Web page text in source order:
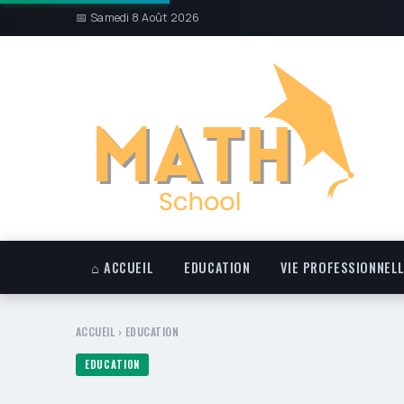
📅 Samedi 8 Août 2026
⌂ ACCUEIL EDUCATION VIE
ACCUEIL › EDUCATION
EDUCATION